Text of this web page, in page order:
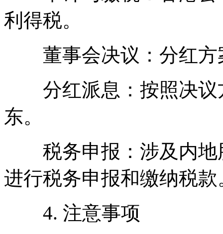
利得税。
董事会决议：分红方
分红派息：按照决议
东。
税务申报：涉及内地
进行税务申报和缴纳税款
4. 注意事项